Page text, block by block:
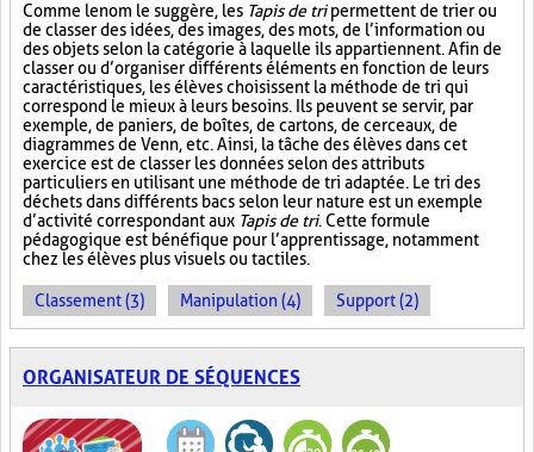
Comme le nom le suggère, les Tapis de tripermettent de trier ou
de classer des idées, des images, des mots, de l’information ou
des objets selon la catégorie à laquelle ils appartiennent. Afin de
classer ou d’organiser différents éléments en fonction de leurs
caractéristiques, les élèves choisissent la méthode de tri qui
correspond le mieux à leurs besoins. Ils peuvent se servir, par
exemple, de paniers, de boîtes, de cartons, de cerceaux, de
diagrammes de Venn, etc. Ainsi, la tâche des élèves dans cet
exercice est de classer les données selon des attributs
particuliers en utilisant une méthode de tri adaptée. Le tri des
déchets dans différents bacs selon leur nature est un exemple
d’activité correspondant aux Tapis de tri. Cette formule
pédagogique est bénéfique pour l’apprentissage, notamment
chez les élèves plus visuels ou tactiles.
Classement (3) Manipulation (4) Support (2)
ORGANISATEUR DE SÉQUENCES